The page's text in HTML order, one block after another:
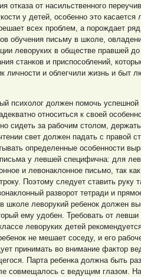
отказа от насильственного
у детей, особенно это касается
всех проблем, а порождает
обучения письму в школе,
леворуких в обществе правшей до
станков и приспособлений,
личности и облегчили жизнь и быт
психолог должен помочь успешной
относиться к своей
сидеть за рабочим столом,
свет должен падать с правой
определенные особенности
у левшей специфична: для
и левонаклонное письмо, так
Поэтому следует ставить руку
разворот тетради и
школе леворукий ребенок должен
ему удобен. Требовать от
леворуких детей
не мешает соседу, и его
принимать во внимание фактор
Парта ребенка должна быть
совмещалось с ведущим глазом.